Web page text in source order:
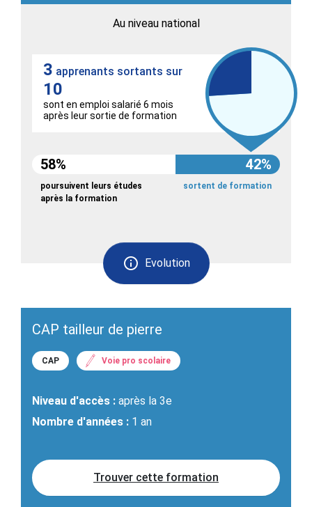
Au niveau national
Evolution
3 apprenants sortants sur
10
sont en emploi salarié 6 mois
après leur sortie de formation
58% 42%
poursuivent leurs études
après la formation
sortent de formation
CAP tailleur de pierre
CAP Voie pro scolaire
Niveau d'accès : après la 3e
Nombre d'années : 1 an
Trouver cette formation